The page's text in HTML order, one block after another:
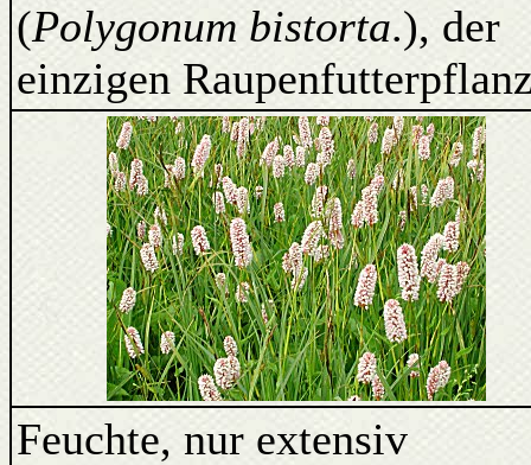
(Polygonum bistorta.), der
einzigen
Feuchte, nur extensiv